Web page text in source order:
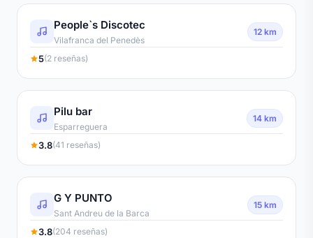
People`s Discotec
Vilafranca del Penedès
12 km
5(2 reseñas)
Pilu bar
Esparreguera
14 km
3.8(41 reseñas)
G Y PUNTO
Sant Andreu de la Barca
15 km
3.8(204 reseñas)